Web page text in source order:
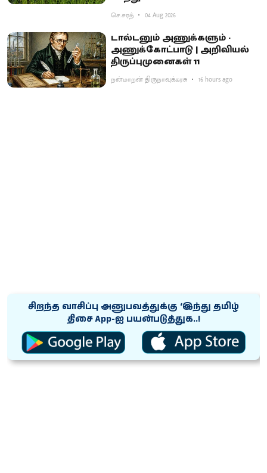
செ.சரத் 04 Aug 2026
டால்டனும் அணுக்களும் -
அணுக்கோட்பாடு | அறிவியல்
திருப்புமுனைகள் 11
நன்மாறன் திருநாவுக்கரசு 16 hours ago
சிறந்த வாசிப்பு அனுபவத்துக்கு ‘இந்து தமிழ்
திசை App-ஐ பயன்படுத்துக..!